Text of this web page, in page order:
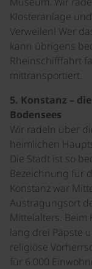
Klosteranlage
Verweilen! Wer
kann übrigens
Rheinschifffahrt
mittransportiert.
5. Konstanz –
Bodensees
Wir radeln über
heimlichen
Die Stadt ist so
Bezeichnung für
Konstanz war
Austragungsort
Mittelalters. Beim
lang drei Päpste
religiöse
für 6.000